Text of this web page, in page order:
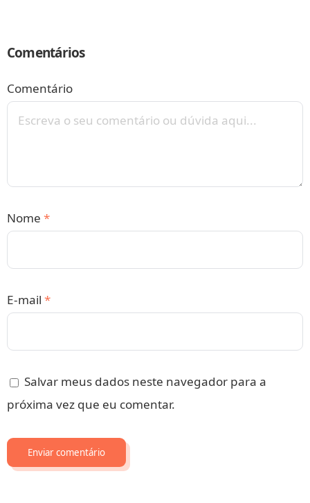
Comentários
Comentário
Nome *
E-mail *
Salvar meus dados neste navegador para a
próxima vez que eu comentar.